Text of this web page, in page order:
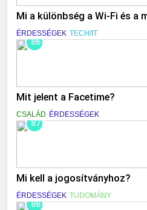
Mi a különbség a Wi-Fi és
ÉRDESSÉGEK TECH/IT
86
Mit jelent a Facetime?
CSALÁD ÉRDESSÉGEK
87
Mi kell a jogosítványhoz?
ÉRDESSÉGEK TUDOMÁNY
88